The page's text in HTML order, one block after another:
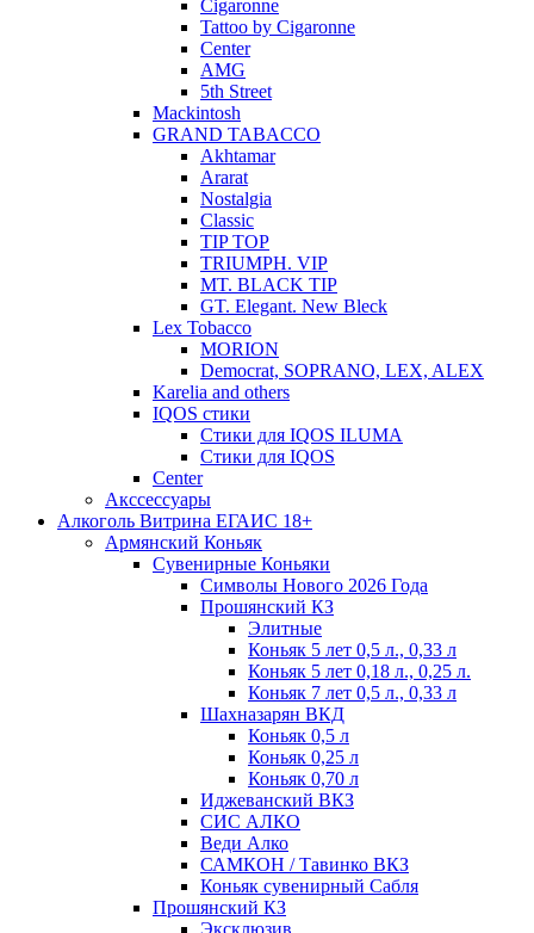
Cigaronne
Tattoo by Cigaronne
Center
AMG
5th Street
Mackintosh
GRAND TABACCO
Akhtamar
Ararat
Nostalgia
Classic
TIP TOP
TRIUMPH. VIP
MT. BLACK TIP
GT. Elegant. New Bleck
Lex Tobacco
MORION
Democrat, SOPRANO, LEX, ALEX
Karelia and others
IQOS стики
Стики для IQOS ILUMA
Стики для IQOS
Сenter
Акссессуары
Алкоголь Витрина ЕГАИС 18+
Армянский Коньяк
Сувенирные Коньяки
Символы Нового 2026 Года
Прошянский КЗ
Элитные
Коньяк 5 лет 0,5 л., 0,33 л
Коньяк 5 лет 0,18 л., 0,25 л.
Коньяк 7 лет 0,5 л., 0,33 л
Шахназарян ВКД
Коньяк 0,5 л
Коньяк 0,25 л
Коньяк 0,70 л
Иджеванский ВКЗ
СИС АЛКО
Веди Алко
САМКОН / Тавинко ВКЗ
Коньяк сувенирный Сабля
Прошянский КЗ
Эксклюзив